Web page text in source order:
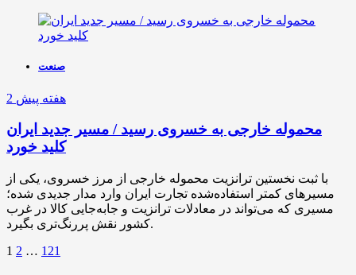
صنعت
2 هفته پیش
محموله خارجی به خسروی رسید / مسیر جدید ایران
کلید خورد
با ثبت نخستین ترانزیت محموله خارجی از مرز خسروی، یکی از
مسیرهای کمتر استفاده‌شده تجارت ایران وارد مدار جدیدی شده؛
مسیری که می‌تواند در معادلات ترانزیت و جابه‌جایی کالا در غرب
کشور نقش پررنگ‌تری بگیرد.
1 2 … 121